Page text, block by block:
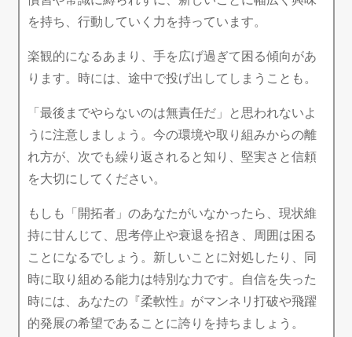
を持ち、行動していく力を持っています。
楽観的になるあまり、手を広げ過ぎて困る傾向があ
ります。時には、途中で投げ出してしまうことも。
「最後までやらないのは無責任だ」と思われないよ
うに注意しましょう。今の環境や取り組みからの離
れ方が、次でも繰り返されると知り、堅実さと信頼
を大切にしてください。
もしも「開拓者」のあなたがいなかったら、現状維
持に甘んじて、思考停止や衰退を招き、周囲は困る
ことになるでしょう。新しいことに対処したり、同
時に取り組める能力は特別な力です。自信を失った
時には、あなたの『柔軟性』がマンネリ打破や飛躍
的発展の希望であることに誇りを持ちましょう。